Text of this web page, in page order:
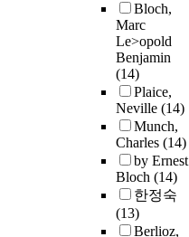
Bloch,
Marc
Le>opold
Benjamin
(14)
Plaice,
Neville (14)
Munch,
Charles (14)
by Ernest
Bloch (14)
한정숙
(13)
Berlioz,